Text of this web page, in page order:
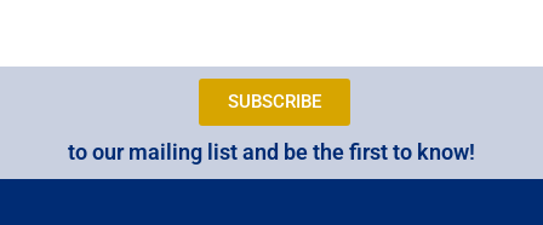
SUBSCRIBE
to our mailing list and be the first to know!